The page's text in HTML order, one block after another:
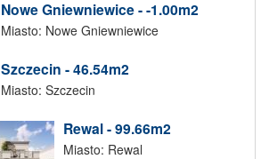
Nowe Gniewniewice - -1.00m2
Miasto: Nowe Gniewniewice
Szczecin - 46.54m2
Miasto: Szczecin
Rewal - 99.66m2
Miasto: Rewal